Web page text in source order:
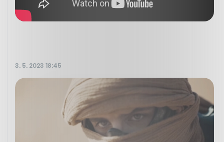
3. 5. 2023 18:45